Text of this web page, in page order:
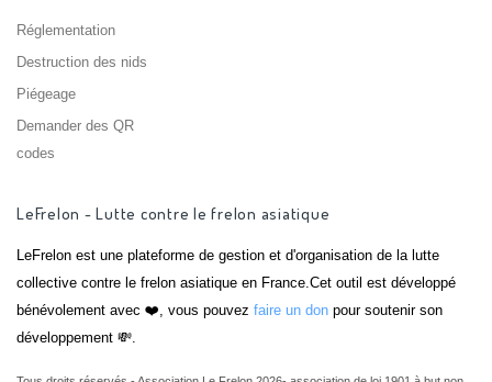
Réglementation
Destruction des nids
Piégeage
Demander des QR
codes
LeFrelon - Lutte contre le frelon asiatique
LeFrelon est une plateforme de gestion et d'organisation de la lutte
collective contre le frelon asiatique en France.Cet outil est développé
bénévolement avec ❤️, vous pouvez faire un don pour soutenir son
développement 💸.